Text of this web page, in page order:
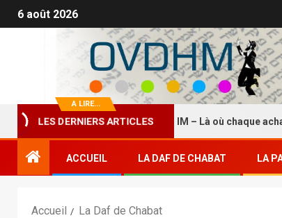
6 août 2026
A LIRE...
LES DERNIERS ARTICLES
La Boutique HASDEI HM – Là où chaque achat
ACCUEIL LA DAF DE CHABAT LA
Accueil La Daf de Chabat